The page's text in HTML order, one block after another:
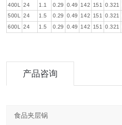
400L
24 1.1 0.29 0.49 142 151 0.321
500L 24 1.5 0.29 0.49 142 151 0.321
600L 24 1.5 0.29 0.49 142 151 0.321
产品咨询